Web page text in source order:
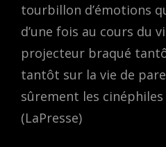
tourbillon d’émotions
d’une fois au cours du
projecteur braqué
tantôt sur la vie de
sûrement les
(LaPresse)